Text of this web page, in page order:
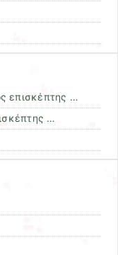
επισκέπτης …
…